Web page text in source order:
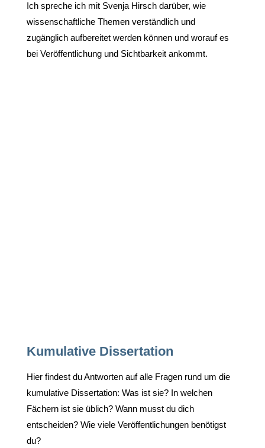
Ich spreche ich mit Svenja Hirsch darüber, wie
wissenschaftliche Themen verständlich und
zugänglich aufbereitet werden können und worauf es
bei Veröffentlichung und Sichtbarkeit ankommt.
Kumulative Dissertation
Hier findest du Antworten auf alle Fragen rund um die
kumulative Dissertation: Was ist sie? In welchen
Fächern ist sie üblich? Wann musst du dich
entscheiden? Wie viele Veröffentlichungen benötigst
du?